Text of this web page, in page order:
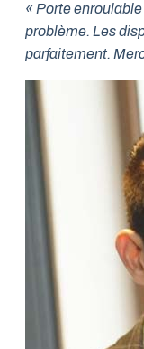
« Porte
problème. Les
parfaitement.